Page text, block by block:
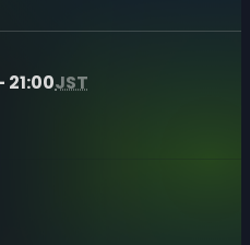
21:00JST